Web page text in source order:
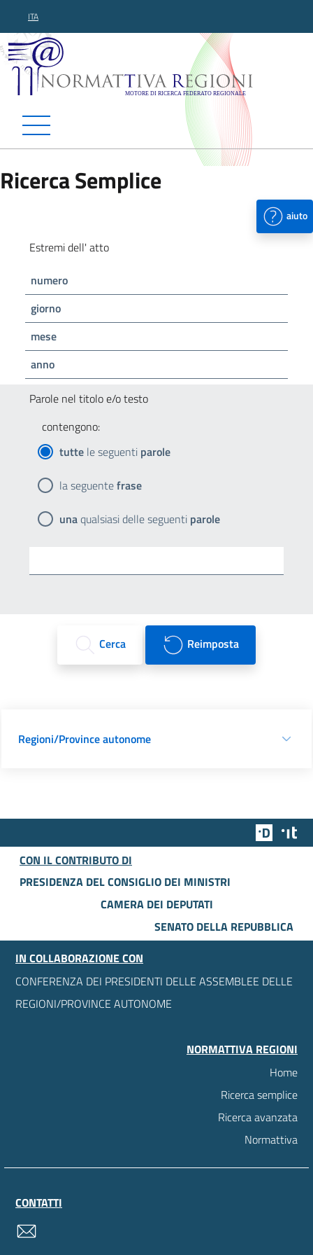
ITA
Normattiva Regioni -
Ricerca Semplice
aiuto
Estremi dell' atto
numero
giorno
mese
anno
Parole nel titolo e/o testo
contengono:
tutte le seguenti parole
la seguentefrase
unaqualsiasi delle seguenti parole
Cerca Reimposta
Regioni/Province autonome
Team
CON IL CONTRIBUTO DI
PRESIDENZA DEL CONSIGLIO DEI MINISTRI
CAMERA DEI DEPUTATI
SENATO DELLA REPUBBLICA
IN COLLABORAZIONE CON
CONFERENZA DEI PRESIDENTI DELLE ASSEMBLEE DELLE
REGIONI/PROVINCE AUTONOME
NORMATTIVA REGIONI
Home
Ricerca semplice
Ricerca avanzata
Normattiva
CONTATTI